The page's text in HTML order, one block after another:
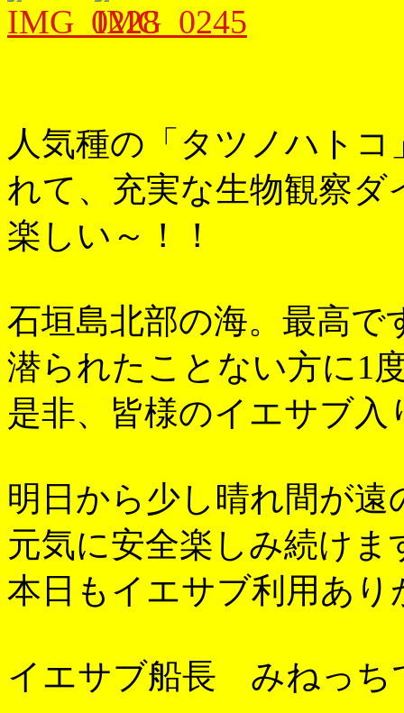
人気種の「タツノハト
れて、充実な生物観察ダ
楽しい～！！
石垣島北部の海。最高で
潜られたことない方に1
是非、皆様のイエサブ
明日から少し晴れ間が遠
元気に安全楽しみ続けま
本日もイエサブ利用あ
イエサブ船長 みねっち